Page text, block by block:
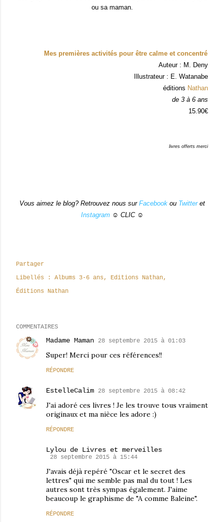
ou sa maman.
Mes premières activités pour être calme et concentré
Auteur : M. Deny
Illustrateur : E. Watanabe
éditions Nathan
de 3 à 6 ans
15.90€
livres offerts merci
Vous aimez le blog? Retrouvez nous sur Facebookou Twitteret
Instagram☺ CLIC ☺
Partager
Libellés :
Albums 3-6 ans
Editions Nathan
Éditions Nathan
COMMENTAIRES
Madame Maman 28 septembre 2015 à 01:03
Super! Merci pour ces références!!
RÉPONDRE
EstelleCalim 28 septembre 2015 à 08:42
J'ai adoré ces livres ! Je les trouve tous vraiment
originaux et ma nièce les adore :)
RÉPONDRE
Lylou de Livres et merveilles
28 septembre 2015 à 15:44
J'avais déjà repéré "Oscar et le secret des
lettres" qui me semble pas mal du tout ! Les
autres sont très sympas également. J'aime
beaucoup le graphisme de "A comme Baleine".
RÉPONDRE